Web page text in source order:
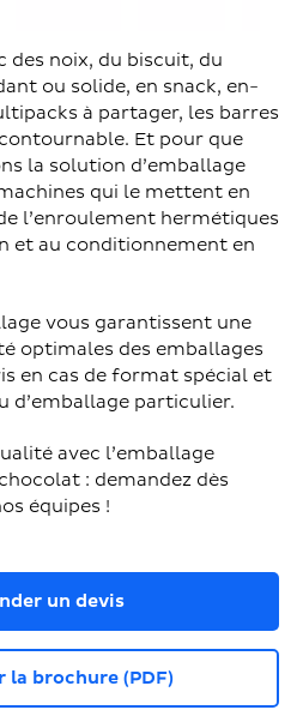
des noix, du biscuit, du
ou solide, en snack, en-
à partager, les barres
Et pour que
la solution d’emballage
qui le mettent en
l’enroulement hermétiques
et au conditionnement en
vous garantissent une
optimales des emballages
en cas de format spécial et
d’emballage particulier.
avec l’emballage
: demandez dès
équipes !
un devis
la brochure (PDF)